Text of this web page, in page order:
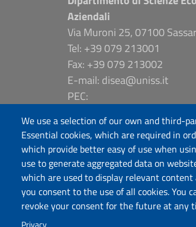
We use a selection of our own and third-
Essential cookies, which are required in
which provide better easy of use when
use to generate aggregated data on
which are used to display relevant content
you consent to the use of all cookies. You
revoke your consent for the future at any
Privacy
Aziendali
Via Muroni 25, 07100
Tel: +39 079 213001
Fax: +39 079 213002
E-mail: disea@uniss.it
PEC:
Coordinate GPS